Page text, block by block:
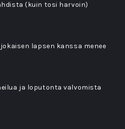
(kuin tosi harvoin)
lapsen kanssa menee
ja loputonta valvomista